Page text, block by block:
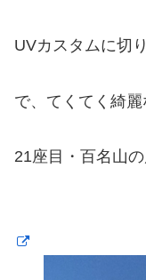
UVカスタムに切
で、てくてく綺麗
21座目・百名山